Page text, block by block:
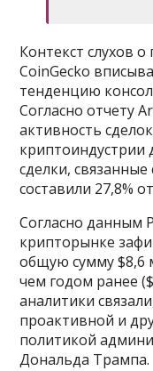
Контекст слухов
CoinGecko
тенденцию
Согласно отчету
активность
криптоиндустрии
сделки,
составили 27,8%
Согласно данным
крипторынке
общую сумму $8,6
чем годом ранее
аналитики
проактивной и
политикой
Дональда Трампа.